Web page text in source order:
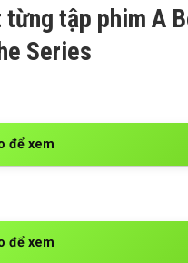
từng tập phim A
Series
để xem
để xem